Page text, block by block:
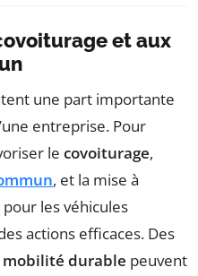
et aux
une part importante
entreprise. Pour
le covoiturage,
, et la mise à
les véhicules
actions efficaces. Des
durable peuvent